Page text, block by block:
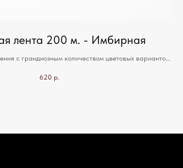
лента 200 м. - Имбирная
с грандиозным количеством цветовых вариантов.
620 р.